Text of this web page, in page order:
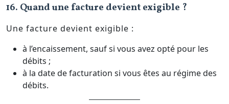
16. Quand une facture devient exigible ?
Une facture devient exigible :
à l’encaissement, sauf si vous avez opté pour les
débits ;
à la date de facturation si vous êtes au régime des
débits.